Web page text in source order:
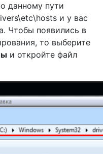
данному пути
и у вас
Чтобы появились в
то выберите
и откройте файл